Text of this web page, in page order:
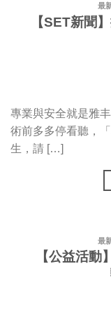
最
【SET新聞
專業與安全就是雅
術前多多停看聽，
生，請 […]
最
【公益活動